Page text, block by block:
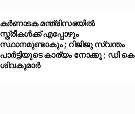
കർണാടക മന്ത്രിസഭയിൽ
സ്ത്രീകൾക്ക് എപ്പോഴും
സ്ഥാനമുണ്ടാകും ; റിജിജു സ്വന്തം
പാർട്ടിയുടെ കാര്യം നോക്കൂ ; ഡി കെ
ശിവകുമാർ